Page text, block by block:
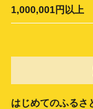
1,000,001円以上
はじめてのふるさ